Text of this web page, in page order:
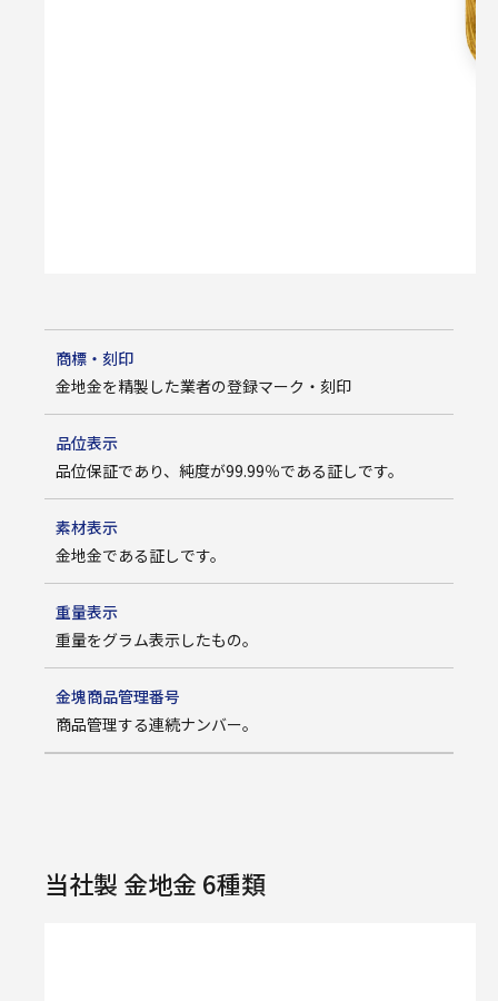
商標・刻印
金地金を精製した業者の登録マーク・刻印
品位表示
品位保証であり、純度が99.99％である証しです。
素材表示
金地金である証しです。
重量表示
重量をグラム表示したもの。
金塊商品管理番号
商品管理する連続ナンバー。
当社製 金地金 6種類